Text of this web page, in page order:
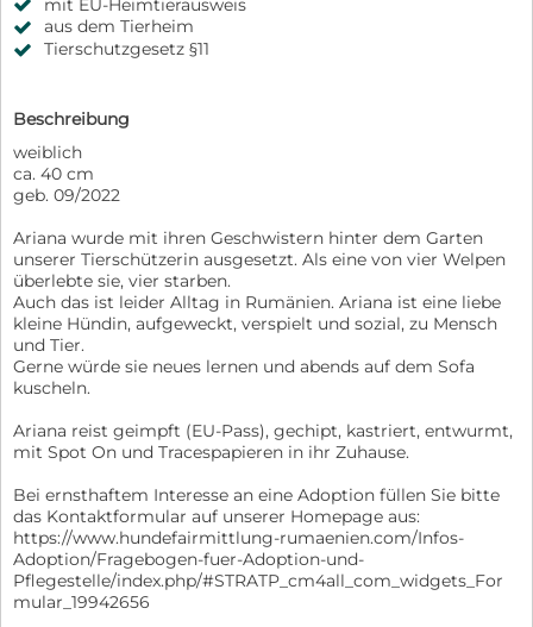
aus dem Tierheim
Tierschutzgesetz §11
Beschreibung
weiblich
ca. 40 cm
geb. 09/2022
Ariana wurde mit ihren Geschwistern hinter dem Garten
unserer Tierschützerin ausgesetzt. Als eine von vier Welpen
überlebte sie, vier starben.
Auch das ist leider Alltag in Rumänien. Ariana ist eine liebe
kleine Hündin, aufgeweckt, verspielt und sozial, zu Mensch
und Tier.
Gerne würde sie neues lernen und abends auf dem Sofa
kuscheln.
Ariana reist geimpft (EU-Pass), gechipt, kastriert, entwurmt,
mit Spot On und Tracespapieren in ihr Zuhause.
Bei ernsthaftem Interesse an eine Adoption füllen Sie bitte
das Kontaktformular auf unserer Homepage aus:
https://www.hundefairmittlung-rumaenien.com/Infos-
Adoption/Fragebogen-fuer-Adoption-und-
Pflegestelle/index.php/#STRATP_cm4all_com_widgets_For
mular_19942656